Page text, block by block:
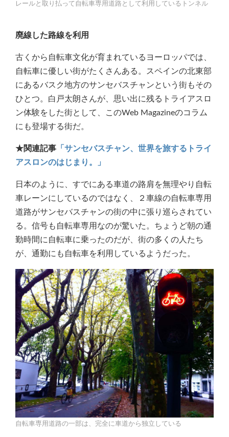
レールと取り払って自転車専用道路として利用しているトンネル
廃線した路線を利用
古くから自転車文化が育まれているヨーロッパでは、
自転車に優しい街がたくさんある。スペインの北東部
にあるバスク地方のサンセバスチャンという街もその
ひとつ。白戸太朗さんが、思い出に残るトライアスロ
ン体験をした街として、このWeb Magazineのコラム
にも登場する街だ。
★関連記事 「サンセバスチャン、世界を旅するトライ
アスロンのはじまり。」
日本のように、すでにある車道の路肩を無理やり自転
車レーンにしているのではなく、２車線の自転車専用
道路がサンセバスチャンの街の中に張り巡らされてい
る。信号も自転車専用なのが驚いた。ちょうど朝の通
勤時間に自転車に乗ったのだが、街の多くの人たち
が、通勤にも自転車を利用しているようだった。
自転車専用道路の一部は、完全に車道から独立している